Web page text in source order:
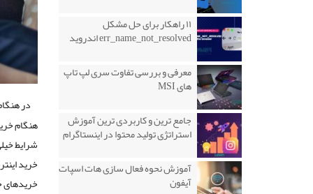
در
هنگام
شرایط
خرید
خریدهای
۱۱ راهکار برای حل مشکل
err_name_not_resolved اندروید
معرفی و بررسی تفاوت سری لپ تاپ
های MSI
جامع ترین و کاربردی ترین آموزش
استراتژی تولید محتوا در اینستاگرام
آموزش نحوه فعال سازی هات اسپات
آیفون